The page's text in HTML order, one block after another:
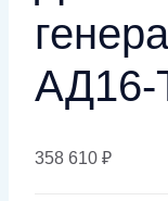
АД16-
358 610 ₽